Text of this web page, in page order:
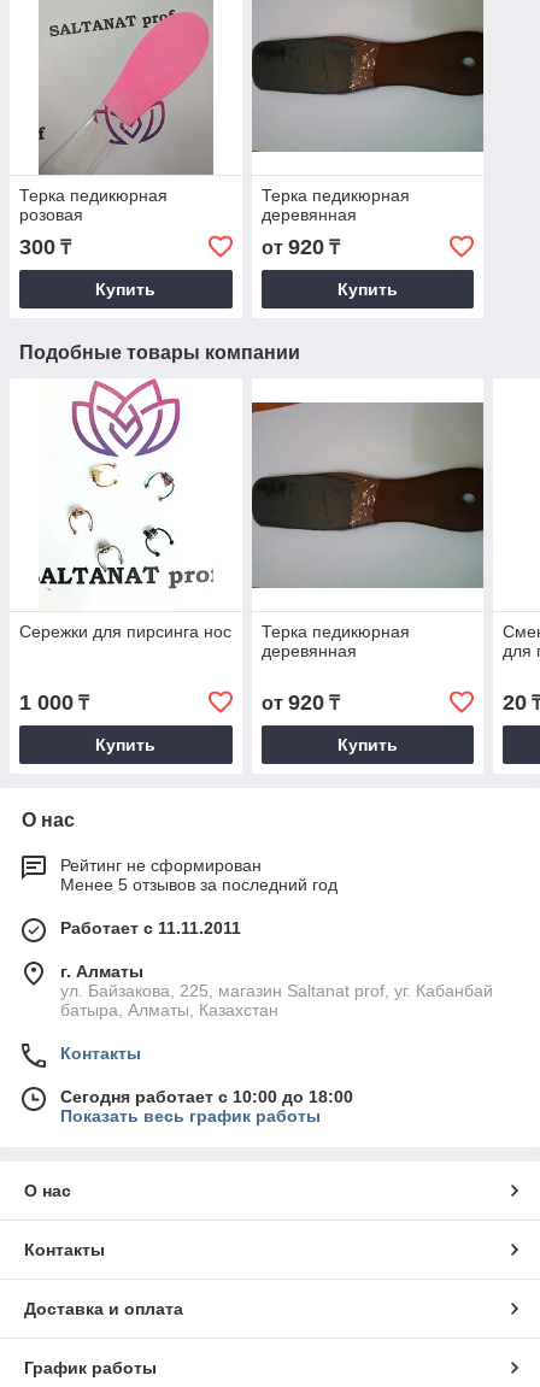
Терка педикюрная
розовая
300 ₸
Купить
Терка педикюрная
деревянная
от 920₸
Купить
Подобные товары компании
Сережки для пирсинга нос
1 000 ₸
Купить
Терка педикюрная
деревянная
от 920₸
Купить
для
20
О нас
Рейтинг не сформирован
Менее 5 отзывов за последний год
Работает с 11.11.2011
г. Алматы
ул. Байзакова, 225, магазин Saltanat prof, уг. Кабанбай
батыра, Алматы, Казахстан
Контакты
Сегодня работает с 10:00 до 18:00
Показать весь график работы
О нас
Контакты
Доставка и оплата
График работы